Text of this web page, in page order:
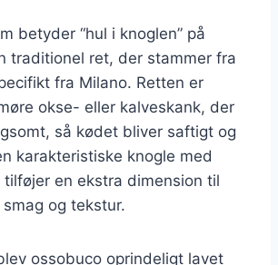
betyder “hul i knoglen” på
traditionel ret, der stammer fra
fra Milano. Retten er
okse- eller kalveskank, der
så kødet bliver saftigt og
karakteristiske knogle med
en ekstra dimension til
og tekstur.
ossobuco oprindeligt lavet